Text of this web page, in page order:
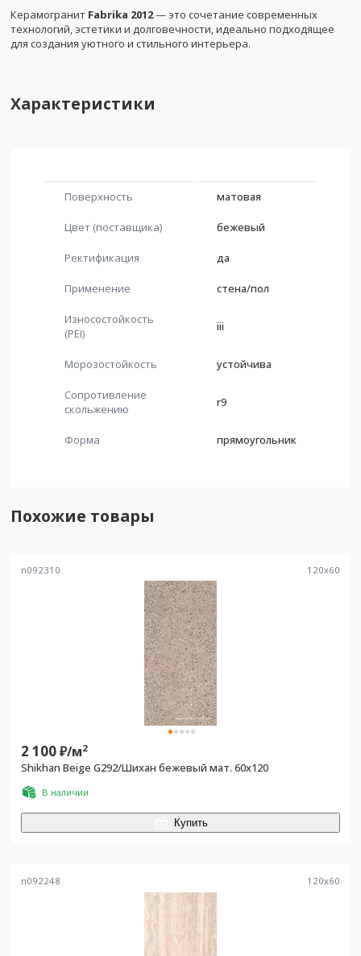
Керамогранит Fabrika 2012— это сочетание современных
технологий, эстетики и долговечности, идеально подходящее
для создания уютного и стильного интерьера.
Характеристики
Поверхность матовая
Цвет (поставщика) бежевый
Ректификация да
Применение стена/пол
Износостойкость
(PEI)
iii
Морозостойкость устойчива
Сопротивление
скольжению
r9
Форма прямоугольник
Похожие товары
n092310 120x60
2 100₽/м2
Shikhan Beige G292/Шихан бежевый мат. 60x120
В наличии
Купить
n092248 120x60